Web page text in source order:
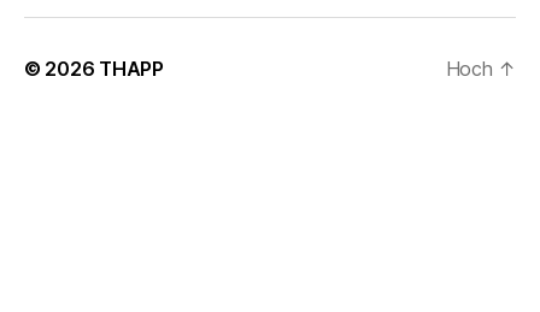
© 2026 THAPP Hoch ↑